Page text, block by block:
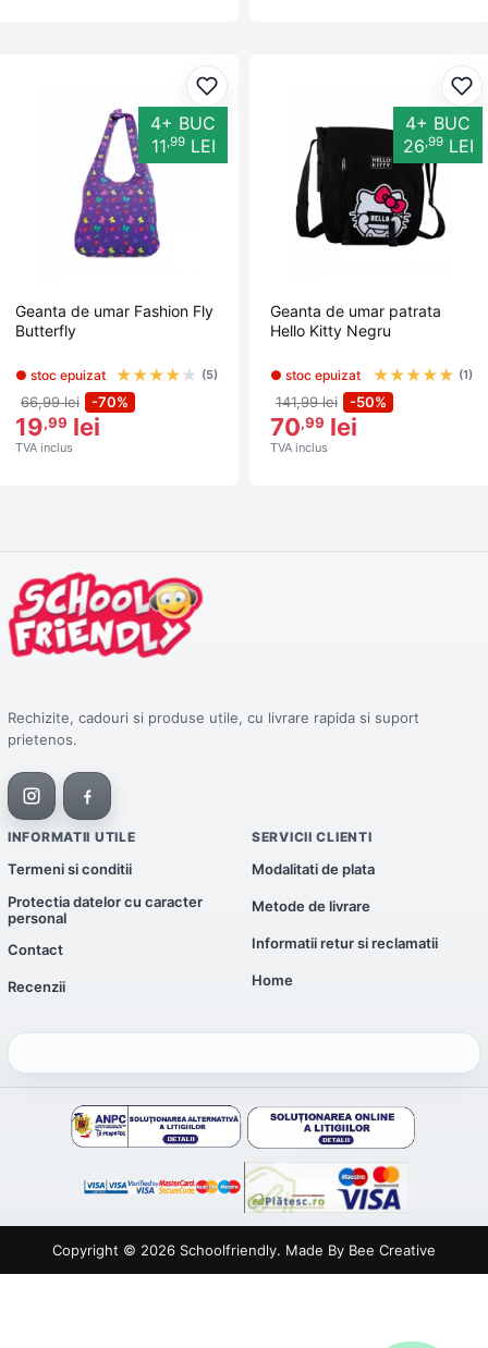
Adaugă la favorite
4+ BUC
11,99LEI
Geanta de umar Fashion Fly
Butterfly
● stoc epuizat ★★★★ ★ (5)
66,99 lei -70%
19,99 lei
TVA inclus
4+ BUC
26,99LEI
Geanta de umar patrata
Hello Kitty Negru
● stoc epuizat ★★★★★ (1)
141,99 lei -50%
70,99 lei
TVA inclus
Rechizite, cadouri si produse utile, cu livrare rapida si suport
prietenos.
INFORMATII UTILE
Termeni si conditii
Protectia datelor cu caracter
personal
Contact
Recenzii
SERVICII CLIENTI
Modalitati de plata
Metode de livrare
Informatii retur si reclamatii
Home
Copyright © 2026 Schoolfriendly. Made By Bee Creative